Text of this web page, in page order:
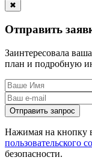
✖
Отправить
Заинтересовала
план и подробную
Отправить запрос
Нажимая на кнопку
пользовательского
безопасности.